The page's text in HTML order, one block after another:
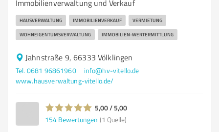
Immobilienverwaltung und Verkauf
HAUSVERWALTUNG IMMOBILIENVERKAUF VERMIETUNG
WOHNEIGENTUMSVERWALTUNG IMMOBILIEN-WERTERMITTLUNG
Jahnstraße 9, 66333 Völklingen
Tel. 0681 96861960
info@hv-vitello.de
www.hausverwaltung-vitello.de/
5,00 / 5,00
154 Bewertungen (1 Quelle)